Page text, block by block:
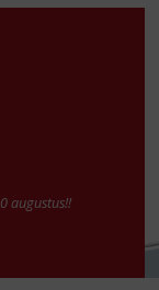
augustus!!